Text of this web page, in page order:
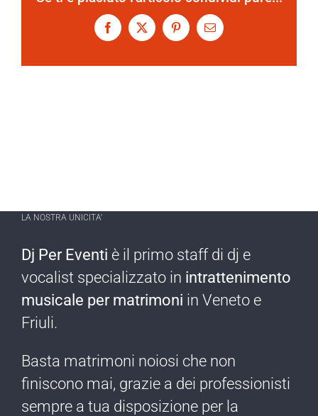
Facebook
X PinterestEmail
LA NOSTRA UNICITA’
Dj Per Eventi è il primo staff di dj e
vocalist specializzato in intrattenimento
musicale per matrimoni in Veneto e
Friuli.
Basta matrimoni noiosi che non
finiscono mai, grazie a dei professionisti
sempre a tua disposizione per la